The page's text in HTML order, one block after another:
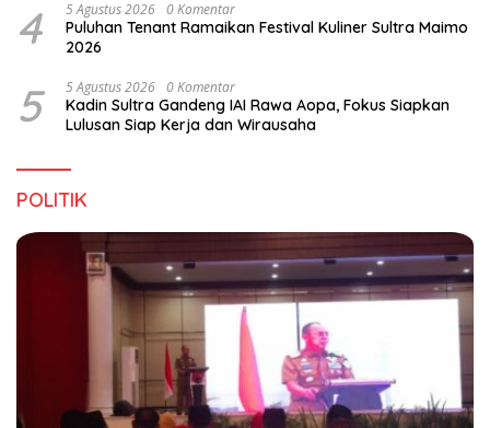
4 5 Agustus 2026 0 Komentar
Puluhan Tenant Ramaikan Festival Kuliner Sultra Maimo
2026
5 5 Agustus 2026 0 Komentar
Kadin Sultra Gandeng IAI Rawa Aopa, Fokus Siapkan
Lulusan Siap Kerja dan Wirausaha
POLITIK